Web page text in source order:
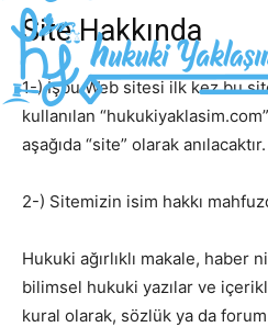
Site Hakkında
1-) İşbu Web sitesi ilk kez bu
kullanılan
aşağıda “site” olarak anılacaktır.
2-) Sitemizin isim hakkı
Hukuki ağırlıklı makale, haber
bilimsel hukuki yazılar ve
kural olarak, sözlük ya da